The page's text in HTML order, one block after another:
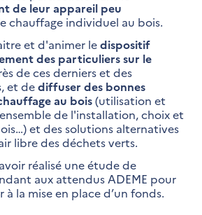
de leur appareil peu
chauffage individuel au bois.
et d'animer ledispositif
des particuliers sur le
de ces derniers et des
et dediffuser des bonnes
au bois(utilisation et
de l'installation, choix et
et des solutions alternatives
libre des déchets verts.
réalisé une étude de
aux attendus ADEME pour
la mise en place d’un fonds.